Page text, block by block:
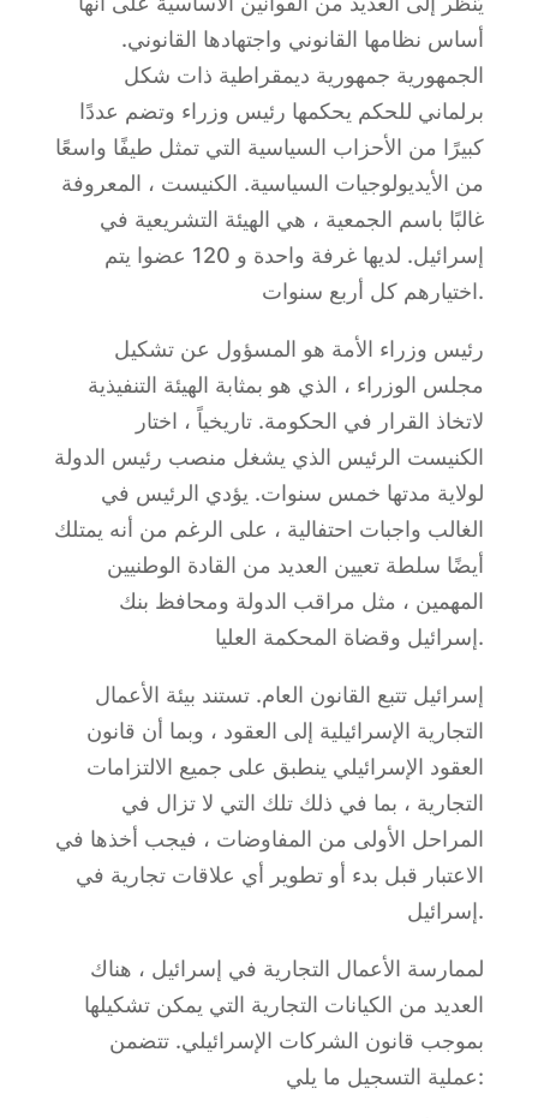
أساس نظامها القانوني واجتهادها القانوني.
الجمهورية جمهورية ديمقراطية ذات شكل
برلماني للحكم يحكمها رئيس وزراء وتضم عددًا
كبيرًا من الأحزاب السياسية التي تمثل طيفًا واسعًا
من الأيديولوجيات السياسية. الكنيست ، المعروفة
غالبًا باسم الجمعية ، هي الهيئة التشريعية في
إسرائيل. لديها غرفة واحدة و 120 عضوا يتم
اختيارهم كل أربع سنوات.
رئيس وزراء الأمة هو المسؤول عن تشكيل
مجلس الوزراء ، الذي هو بمثابة الهيئة التنفيذية
لاتخاذ القرار في الحكومة. تاريخياً ، اختار
الكنيست الرئيس الذي يشغل منصب رئيس الدولة
لولاية مدتها خمس سنوات. يؤدي الرئيس في
الغالب واجبات احتفالية ، على الرغم من أنه يمتلك
أيضًا سلطة تعيين العديد من القادة الوطنيين
المهمين ، مثل مراقب الدولة ومحافظ بنك
إسرائيل وقضاة المحكمة العليا.
إسرائيل تتبع القانون العام. تستند بيئة الأعمال
التجارية الإسرائيلية إلى العقود ، وبما أن قانون
العقود الإسرائيلي ينطبق على جميع الالتزامات
التجارية ، بما في ذلك تلك التي لا تزال في
المراحل الأولى من المفاوضات ، فيجب أخذها في
الاعتبار قبل بدء أو تطوير أي علاقات تجارية في
إسرائيل.
لممارسة الأعمال التجارية في إسرائيل ، هناك
العديد من الكيانات التجارية التي يمكن تشكيلها
بموجب قانون الشركات الإسرائيلي. تتضمن
عملية التسجيل ما يلي: